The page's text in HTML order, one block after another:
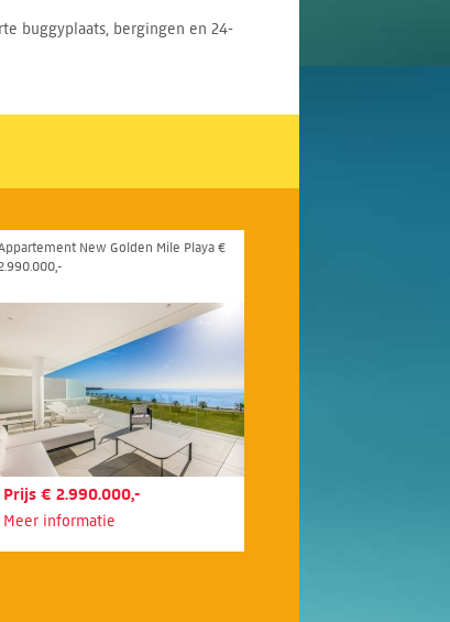
buggyplaats, bergingen en 24-
New Golden Mile Playa €
Prijs € 2.990.000,-
Meer informatie